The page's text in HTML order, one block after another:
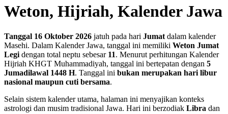
Weton, Hijriah, Kalender Jawa
Tanggal 16 Oktober 2026 jatuh pada hari Jumat dalam kalender
Masehi. Dalam Kalender Jawa, tanggal ini memiliki Weton Jumat
Legi dengan total neptu sebesar 11. Menurut perhitungan Kalender
Hijriah KHGT Muhammadiyah, tanggal ini bertepatan dengan 5
Jumadilawal 1448 H. Tanggal ini bukan merupakan hari libur
nasional maupun cuti bersama.
Selain sistem kalender utama, halaman ini menyajikan konteks
astrologi dan musim tradisional Jawa. Hari ini berzodiak Libra dan